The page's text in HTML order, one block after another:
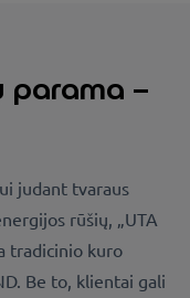
parama –
judant tvaraus
rūšių, „UTA
tradicinio kuro
Be to, klientai gali